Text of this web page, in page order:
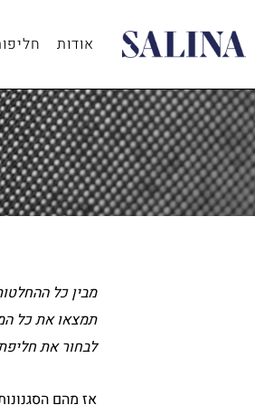
לתוכן
אודות
מבין כל
תמצאו את כל
לבחור את
אז מהם